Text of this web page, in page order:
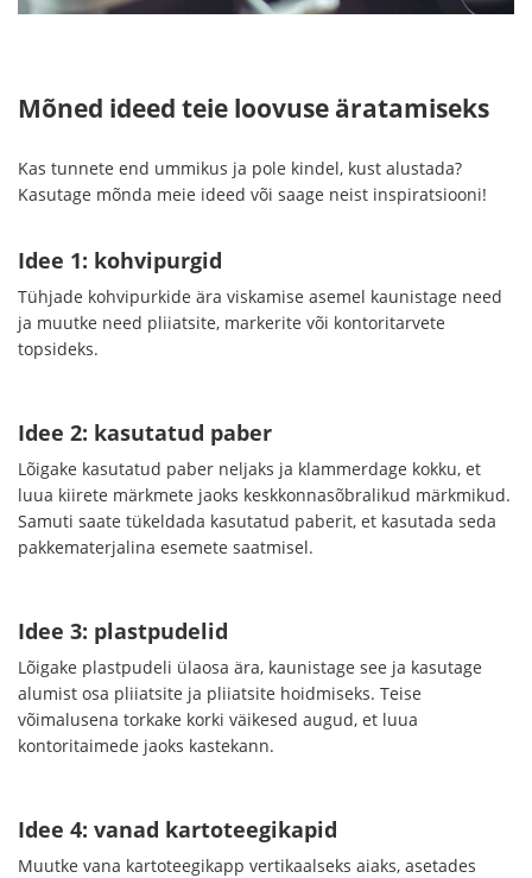
Mõned ideed teie loovuse äratamiseks
Kas tunnete end ummikus ja pole kindel, kust alustada?
Kasutage mõnda meie ideed või saage neist inspiratsiooni!
Idee 1: kohvipurgid
Tühjade kohvipurkide ära viskamise asemel kaunistage need
ja muutke need pliiatsite, markerite või kontoritarvete
topsideks.
Idee 2: kasutatud paber
Lõigake kasutatud paber neljaks ja klammerdage kokku, et
luua kiirete märkmete jaoks keskkonnasõbralikud märkmikud.
Samuti saate tükeldada kasutatud paberit, et kasutada seda
pakkematerjalina esemete saatmisel.
Idee 3: plastpudelid
Lõigake plastpudeli ülaosa ära, kaunistage see ja kasutage
alumist osa pliiatsite ja pliiatsite hoidmiseks. Teise
võimalusena torkake korki väikesed augud, et luua
kontoritaimede jaoks kastekann.
Idee 4: vanad kartoteegikapid
Muutke vana kartoteegikapp vertikaalseks aiaks, asetades